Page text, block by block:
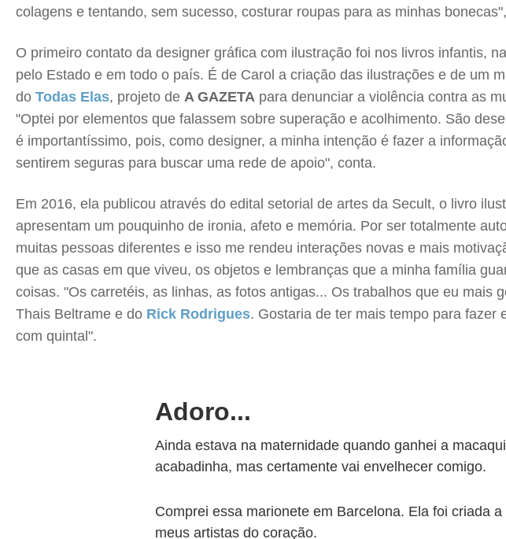
colagens e tentando, sem sucesso, costurar roupas para as minhas
O primeiro contato da designer gráfica com ilustração foi nos livros infantis,
pelo Estado e em todo o país. É de Carol a criação das ilustrações e de um
do Todas Elas, projeto de A GAZETA para denunciar a violência contra as
"Optei por elementos que falassem sobre superação e acolhimento. São
é importantíssimo, pois, como designer, a minha intenção é fazer a
sentirem seguras para buscar uma rede de apoio", conta.
Em 2016, ela publicou através do edital setorial de artes da Secult, o livro
apresentam um pouquinho de ironia, afeto e memória. Por ser totalmente
muitas pessoas diferentes e isso me rendeu interações novas e mais
que as casas em que viveu, os objetos e lembranças que a minha família
coisas. "Os carretéis, as linhas, as fotos antigas... Os trabalhos que eu
Thais Beltrame e do Rick Rodrigues. Gostaria de ter mais tempo para fazer
com quintal".
Adoro...
Ainda estava na maternidade quando ganhei a
acabadinha, mas certamente vai envelhecer comigo.
Comprei essa marionete em Barcelona. Ela foi criada
meus artistas do coração.